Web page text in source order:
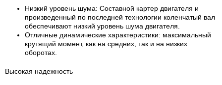
Низкий уровень шума: Составной картер двигателя и
произведенный по последней технологии коленчатый вал
обеспечивают низкий уровень шума двигателя.
Отличные динамические характеристики: максимальный
крутящий момент, как на средних, так и на низких
оборотах.
Высокая надежность